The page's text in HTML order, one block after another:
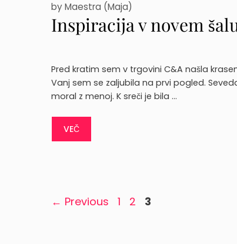
Inspiracija v novem
byMaestra (Maja)
Pred kratim sem v trgovini C&A našla
Vanj sem se zaljubila na prvi pogled.
moral z menoj. K sreči je bila …
VEČ
← Previous Page
1 Page
2 Page
3